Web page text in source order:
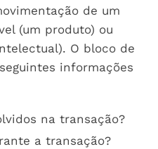
de um
(um produto) ou
O bloco de
informações
na transação?
a transação?